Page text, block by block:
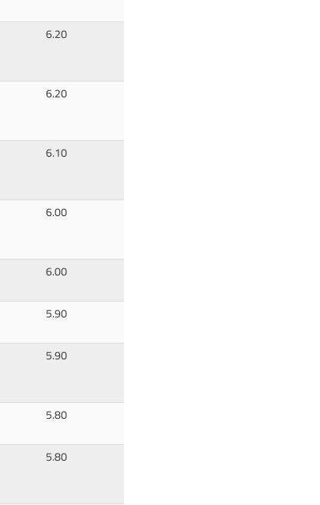
6.20
6.20
6.10
6.00
6.00
5.90
5.90
5.80
5.80